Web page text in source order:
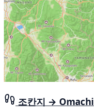
조칸지 → Omachi